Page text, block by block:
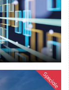
Speciale